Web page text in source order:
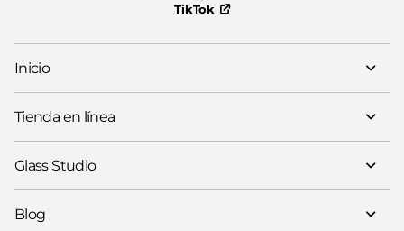
TikTok
Inicio
Tienda en línea
Glass Studio
Blog